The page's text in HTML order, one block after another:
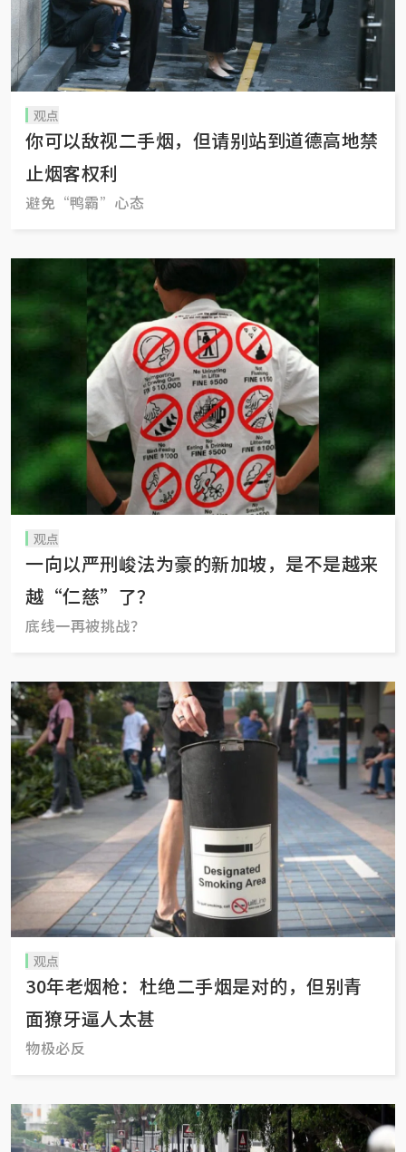
观点
你可以敌视二手烟，但请别站到道德高地禁
止烟客权利
避免“鸭霸”心态
观点
一向以严刑峻法为豪的新加坡，是不是越来
越“仁慈”了？
底线一再被挑战？
观点
30年老烟枪：杜绝二手烟是对的，但别青
面獠牙逼人太甚
物极必反